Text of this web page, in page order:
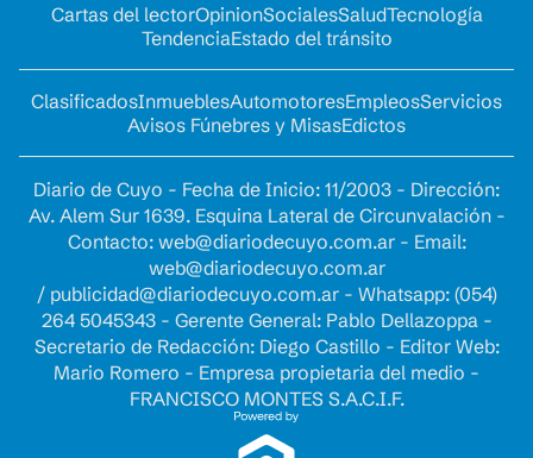
Cartas del lectorOpinionSocialesSaludTecnología
TendenciaEstado del tránsito
ClasificadosInmueblesAutomotoresEmpleosServicios
Avisos Fúnebres y MisasEdictos
Diario de Cuyo - Fecha de Inicio: 11/2003 - Dirección:
Av. Alem Sur 1639. Esquina Lateral de Circunvalación -
Contacto: web@diariodecuyo.com.ar- Email:
web@diariodecuyo.com.ar
/ publicidad@diariodecuyo.com.ar- Whatsapp: (054)
264 5045343 - Gerente General: Pablo Dellazoppa -
Secretario de Redacción: Diego Castillo - Editor Web:
Mario Romero - Empresa propietaria del medio -
FRANCISCO MONTES S.A.C.I.F.